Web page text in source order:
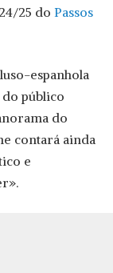
25 do Passos
espanhola
público
do
contará ainda
e